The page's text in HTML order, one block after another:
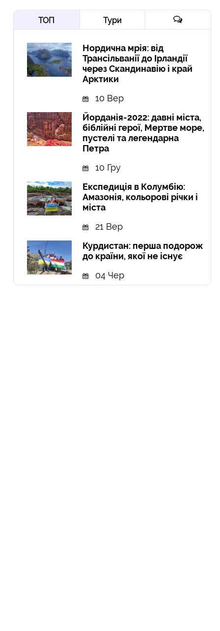
ТОП Тури
Нордична мрія: від
Трансільванії до Ірландії
через Скандинавію і край
Арктики
10 Вер
Йорданія-2022: давні міста,
біблійні герої, Мертве море,
пустелі та легендарна
Петра
10 Гру
Експедиція в Колумбію:
Амазонія, кольорові річки і
міста
21 Вер
Курдистан: перша подорож
до країни, якої не існує
04 Чер